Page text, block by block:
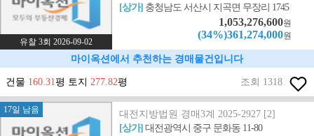
유찰 3회 2026-09-02
[상가] 충청남도 서산시 지곡면 무장리 1745
1,053,276,600원
(34%)361,274,000원
마이옥션에서 추천하는 경매물건입니다
건물 160.31평 토지 277.82평 조회 1318
17일 남음
대전지방법원 경매3계 2025-2927 [2]
[상가]대전광역시 중구 문화동 11-80